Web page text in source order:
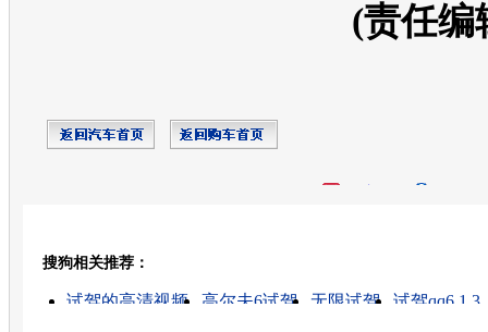
(责任编
搜狗相关推荐：
试驾的高清视频 高尔夫6试驾 无限试驾
试驾qq6 1.3